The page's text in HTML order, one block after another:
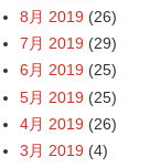
8月 2019 (26)
7月 2019 (29)
6月 2019 (25)
5月 2019 (25)
4月 2019 (26)
3月 2019 (4)